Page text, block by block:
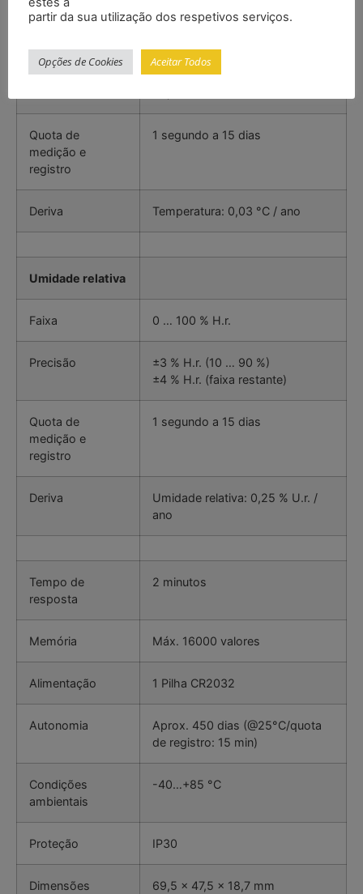
Precisão
±0,5 °C (0 … 70 °C)
Quota de
medição e
registro
1 segundo a 15 dias
Deriva Temperatura: 0,03 °C / ano
Umidade relativa
Faixa 0 … 100 % H.r.
Precisão
±3 % H.r. (10 … 90 %)
±4 % H.r. (faixa restante)
Quota de
medição e
registro
1 segundo a 15 dias
Deriva
Umidade relativa: 0,25 % U.r. /
ano
Tempo de
resposta
2 minutos
Memória Máx. 16000 valores
Alimentação 1 Pilha CR2032
Autonomia
Aprox. 450 dias (@25°C/quota
de registro: 15 min)
Condições
ambientais
-40…+85 °C
Proteção IP30
Dimensões 69,5 x 47,5 x 18,7 mm
partir da sua utilização dos respetivos serviços.
Opções de Cookies Aceitar Todos